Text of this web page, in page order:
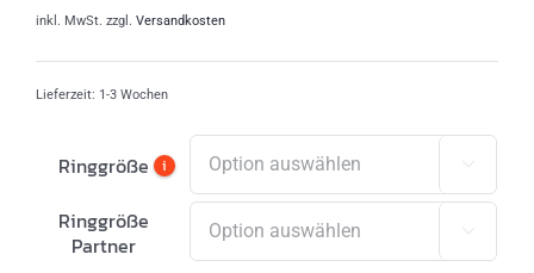
inkl. MwSt. zzgl. Versandkosten
Lieferzeit: 1-3 Wochen
Ringgröße i 
Ringgröße
Partner
